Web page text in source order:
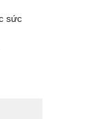
sức
nữ